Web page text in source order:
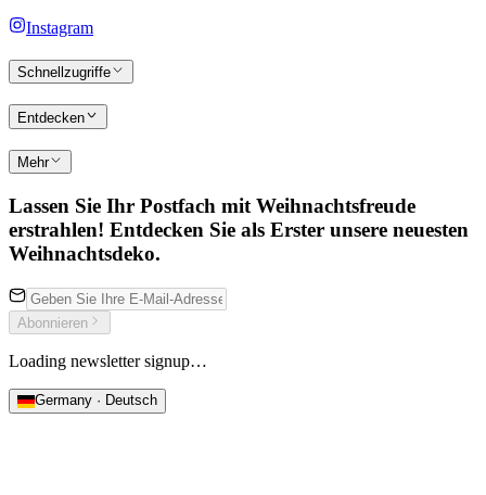
Instagram
Schnellzugriffe
Entdecken
Mehr
Lassen Sie Ihr Postfach mit Weihnachtsfreude
erstrahlen! Entdecken Sie als Erster unsere neuesten
Weihnachtsdeko.
Abonnieren
Loading newsletter signup…
Germany · Deutsch